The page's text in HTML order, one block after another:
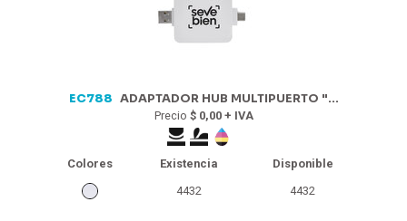
EC788 ADAPTADOR HUB MULTIPUERTO "...
Precio $ 0,00 + IVA
Colores Existencia
Disponible
4432
4432